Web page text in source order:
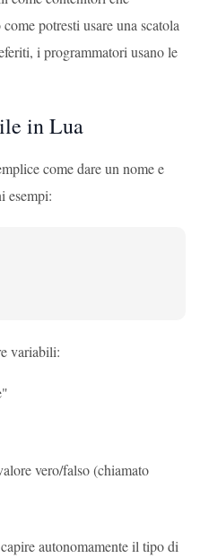
potresti usare una scatola
i programmatori usano le
in Lua
come dare un nome e
esempi:
variabili:
vero/falso (chiamato
autonomamente il tipo di